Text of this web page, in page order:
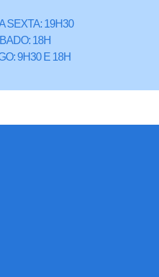
SEXTA: 19H30
18H
9H30 E 18H